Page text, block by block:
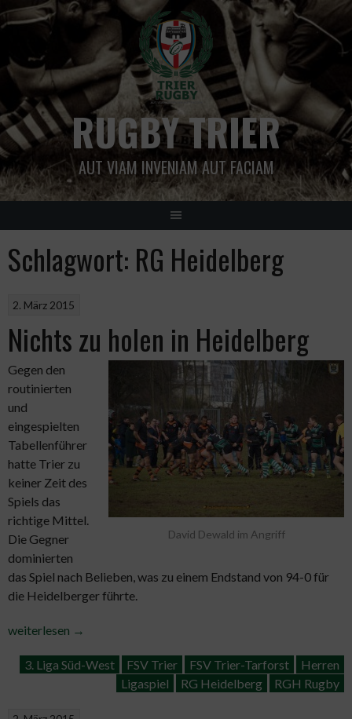
Springe
zum
RUGBY TRIER
AUT VIAM INVENIAM AUT FACIAM
Schlagwort: RG Heidelberg
2. März 2015
Nichts zu holen in Heidelberg
David Dewald im Angriff
Gegen den
routinierten
und
eingespielten
Tabellenführer
hatte Trier zu
keiner Zeit des
Spiels das
richtige Mittel.
Die Gegner
dominierten
das Spiel nach Belieben, was zu einem Endstand von 94-0 für
die Heidelberger führte.
„Nichts
holen
weiterlesen →
3. Liga Süd-West FSV Trier FSV Trier-Tarforst
Herren
Ligaspiel
RG Heidelberg RGH Rugby